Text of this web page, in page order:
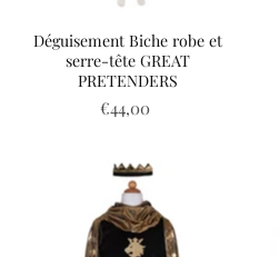
Déguisement Biche robe et
serre-tête GREAT
PRETENDERS
€44,00